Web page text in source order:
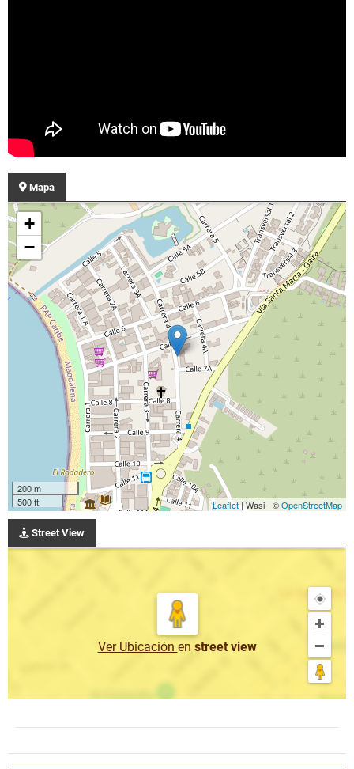
Mapa
+
−
200 m
500 ft
Leaflet| Wasi - ©OpenStreetMap
Street View
Ver Ubicación en street view